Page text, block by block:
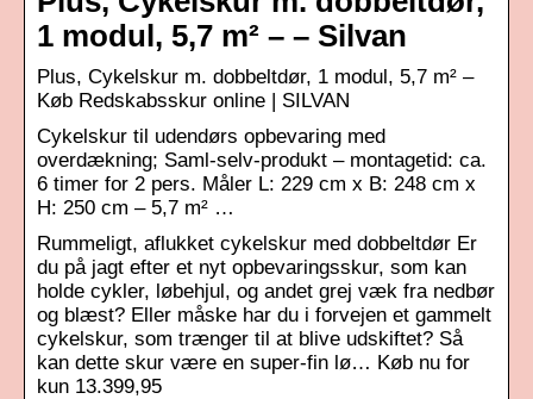
1 modul, 5,7 m² – – Silvan
Plus, Cykelskur m. dobbeltdør, 1 modul, 5,7 m² –
Køb Redskabsskur online | SILVAN
Cykelskur til udendørs opbevaring med
overdækning; Saml-selv-produkt – montagetid: ca.
6 timer for 2 pers. Måler L: 229 cm x B: 248 cm x
H: 250 cm – 5,7 m² …
Rummeligt, aflukket cykelskur med dobbeltdør Er
du på jagt efter et nyt opbevaringsskur, som kan
holde cykler, løbehjul, og andet grej væk fra nedbør
og blæst? Eller måske har du i forvejen et gammelt
cykelskur, som trænger til at blive udskiftet? Så
kan dette skur være en super-fin lø… Køb nu for
kun 13.399,95